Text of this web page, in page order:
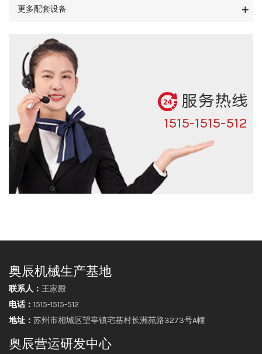
更多配套设备
1515-1515-512
奥辰机械生产基地
联系人： 王家殿
电话： 1515-1515-512
地址： 苏州市相城区望亭镇宅基村长洲苑路3273号A幢
奥辰营运研发中心